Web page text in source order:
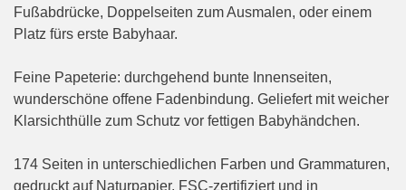
Fußabdrücke, Doppelseiten zum Ausmalen, oder einem
Platz fürs erste Babyhaar.
Feine Papeterie: durchgehend bunte Innenseiten,
wunderschöne offene Fadenbindung. Geliefert mit weicher
Klarsichthülle zum Schutz vor fettigen Babyhändchen.
174 Seiten in unterschiedlichen Farben und Grammaturen,
gedruckt auf Naturpapier, FSC-zertifiziert und in